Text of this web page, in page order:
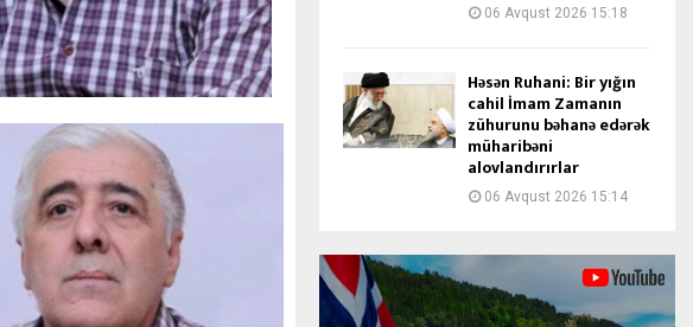
06 Avqust 2026 15:18
Həsən Ruhani: Bir yığın
cahil İmam Zamanın
zühurunu bəhanə edərək
müharibəni
alovlandırırlar
06 Avqust 2026 15:14